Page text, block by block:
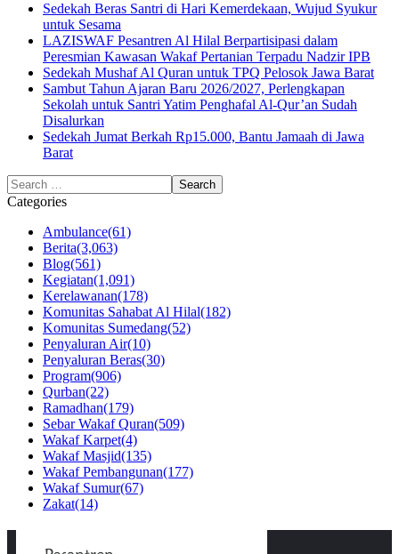
Sedekah Beras Santri di Hari Kemerdekaan, Wujud Syukur
untuk Sesama
LAZISWAF Pesantren Al Hilal Berpartisipasi dalam
Peresmian Kawasan Wakaf Pertanian Terpadu Nadzir IPB
Sedekah Mushaf Al Quran untuk TPQ Pelosok Jawa Barat
Sambut Tahun Ajaran Baru 2026/2027, Perlengkapan
Sekolah untuk Santri Yatim Penghafal Al-Qur’an Sudah
Disalurkan
Sedekah Jumat Berkah Rp15.000, Bantu Jamaah di Jawa
Barat
Categories
Ambulance(61)
Berita(3,063)
Blog(561)
Kegiatan(1,091)
Kerelawanan(178)
Komunitas Sahabat Al Hilal(182)
Komunitas Sumedang(52)
Penyaluran Air(10)
Penyaluran Beras(30)
Program(906)
Qurban(22)
Ramadhan(179)
Sebar Wakaf Quran(509)
Wakaf Karpet(4)
Wakaf Masjid(135)
Wakaf Pembangunan(177)
Wakaf Sumur(67)
Zakat(14)